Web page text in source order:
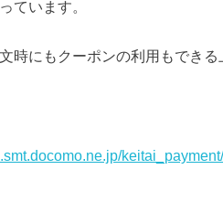
ています。
時にもクーポンの利用もでき